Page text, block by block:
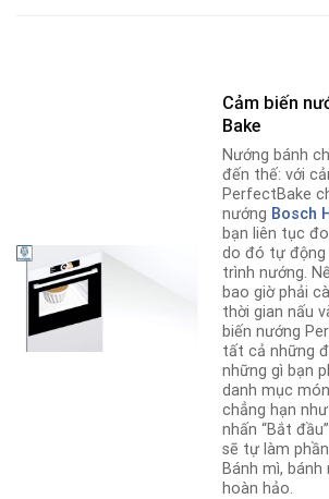
Cảm biến
Bake
Nướng bánh
đến thế: với
PerfectBake
nướng Bosch
bạn liên tục
do đó tự động
trình nướng.
bao giờ phải
thời gian nấu
biến nướng
tất cả những
những gì bạn
danh mục
chẳng hạn
nhấn “Bắt
sẽ tự làm
Bánh mì,
hoàn hảo.